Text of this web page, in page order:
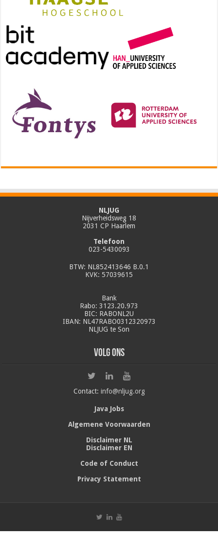
NLJUG
Nijverheidsweg 18
2031 CP Haarlem
Telefoon
023-5430093
BTW: NL852413646 B.0.1
KVK: 57039615
Bank
Rabo: 3123.20.973
BIC: RABONL2U
IBAN: NL47RABO0312320973
NLJUG te Son
Volg ons
Contact: info@nljug.org
Java Jobs
Algemene Voorwaarden
Disclaimer NL
Disclaimer EN
Code of Conduct
Privacy Statement